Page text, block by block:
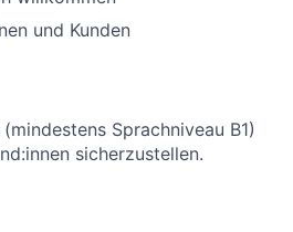
und Kunden
Sprachniveau B1)
sicherzustellen.